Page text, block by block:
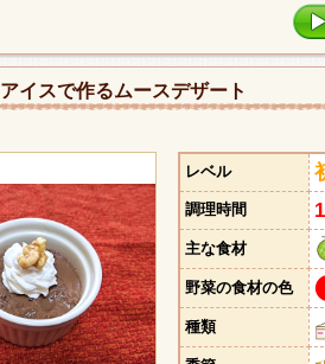
アイスで作るムースデザート
レベル
調理時間
主な食材
野菜の食材の色
種類